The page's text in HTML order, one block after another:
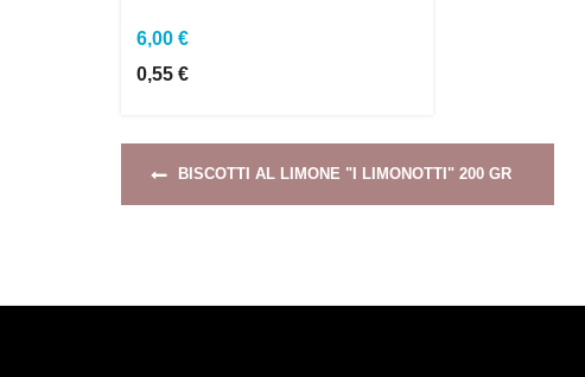
6,00 €
0,55 €
BISCOTTI AL LIMONE "I LIMONOTTI" 200 GR